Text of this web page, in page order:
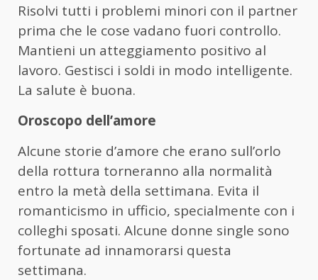
Risolvi tutti i problemi minori con il partner
prima che le cose vadano fuori controllo.
Mantieni un atteggiamento positivo al
lavoro. Gestisci i soldi in modo intelligente.
La salute è buona.
Oroscopo dell’amore
Alcune storie d’amore che erano sull’orlo
della rottura torneranno alla normalità
entro la metà della settimana. Evita il
romanticismo in ufficio, specialmente con i
colleghi sposati. Alcune donne single sono
fortunate ad innamorarsi questa
settimana.